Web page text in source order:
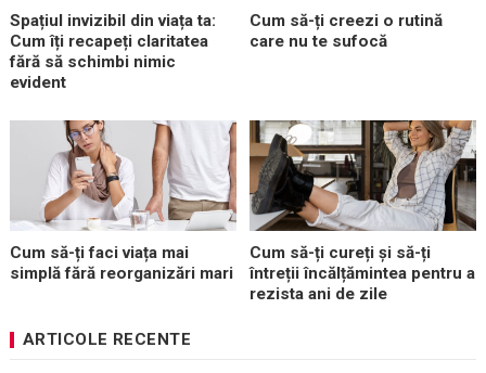
Spațiul invizibil din viața ta:
Cum îți recapeți claritatea
fără să schimbi nimic
evident
Cum să-ți creezi o rutină
care nu te sufocă
Cum să-ți faci viața mai
simplă fără reorganizări mari
Cum să-ți cureți și să-ți
întreții încălțămintea pentru a
rezista ani de zile
ARTICOLE RECENTE